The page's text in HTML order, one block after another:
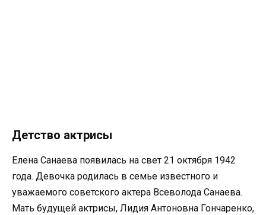
Детство актрисы
Елена Санаева появилась на свет 21 октября 1942
года. Девочка родилась в семье известного и
уважаемого советского актера Всеволода Санаева.
Мать будущей актрисы, Лидия Антоновна Гончаренко,